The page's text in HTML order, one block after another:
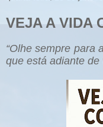
VEJA A VIDA
“Olhe sempre para
que está adiante